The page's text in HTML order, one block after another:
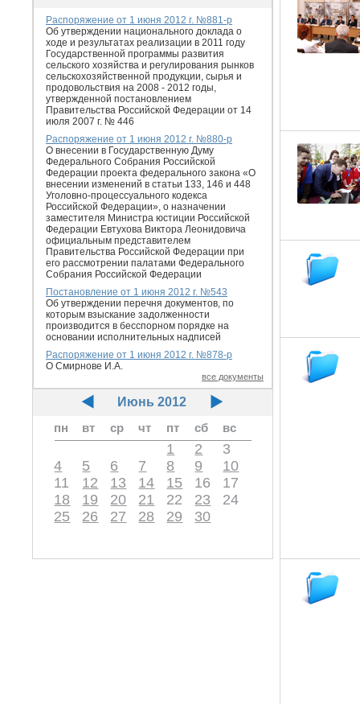
Распоряжение от 1 июня 2012 г. №881-р
Об утверждении национального доклада о
ходе и результатах реализации в 2011 году
Государственной программы развития
сельского хозяйства и регулирования рынков
сельскохозяйственной продукции, сырья и
продовольствия на 2008 - 2012 годы,
утвержденной постановлением
Правительства Российской Федерации от 14
июля 2007 г. № 446
Распоряжение от 1 июня 2012 г. №880-р
О внесении в Государственную Думу
Федерального Собрания Российской
Федерации проекта федерального закона «О
внесении изменений в статьи 133, 146 и 448
Уголовно-процессуального кодекса
Российской Федерации», о назначении
заместителя Министра юстиции Российской
Федерации Евтухова Виктора Леонидовича
официальным представителем
Правительства Российской Федерации при
его рассмотрении палатами Федерального
Собрания Российской Федерации
Постановление от 1 июня 2012 г. №543
Об утверждении перечня документов, по
которым взыскание задолженности
производится в бесспорном порядке на
основании исполнительных надписей
Распоряжение от 1 июня 2012 г. №878-р
О Смирнове И.А.
все документы
Июнь 2012
пн
вт ср чт пт сб вс
1 2
3
4
5 6 7 8 9
10
11
12 13 14 15 16
17
18
19 20 21 22 23
24
25
26 27 28 29 30